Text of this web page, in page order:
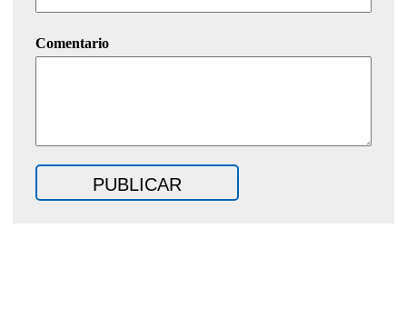
Comentario